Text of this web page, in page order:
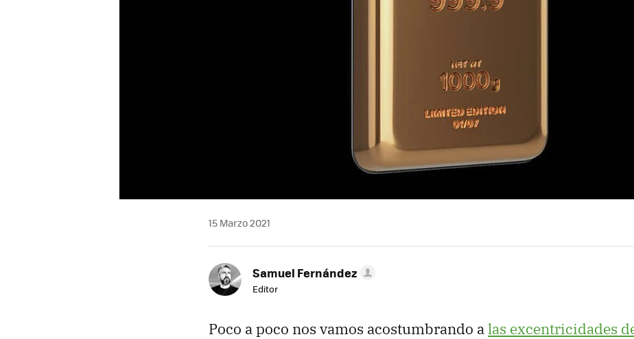
15 Marzo 2021
Samuel Fernández
Editor
Poco a poco nos vamos acostumbrando alas excentricidades